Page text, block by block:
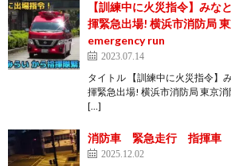
【訓練中に火災指令】みな
揮緊急出場! 横浜市消防局
emergency run
2023.07.14
タイトル 【訓練中に火災指令】
揮緊急出場! 横浜市消防局 東京
[…]
消防車 緊急走行 指揮車
2025.12.02